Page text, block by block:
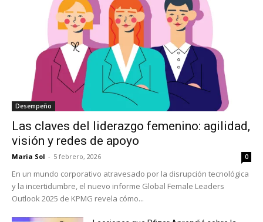
Desempeño
Las claves del liderazgo femenino: agilidad,
visión y redes de apoyo
Maria Sol - 5 febrero, 2026 0
En un mundo corporativo atravesado por la disrupción tecnológica
y la incertidumbre, el nuevo informe Global Female Leaders
Outlook 2025 de KPMG revela cómo...